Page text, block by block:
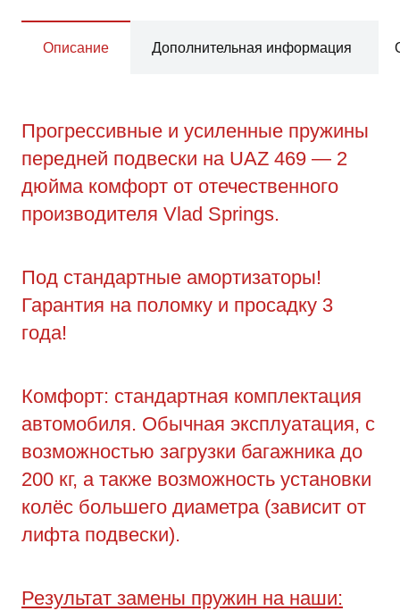
Описание Дополнительная информация
Прогрессивные и усиленные пружины
передней подвески на UAZ 469 — 2
дюйма комфорт от отечественного
производителя Vlad Springs.
Под стандартные амортизаторы!
Гарантия на поломку и просадку 3
года!
Комфорт: стандартная комплектация
автомобиля. Обычная эксплуатация, с
возможностью загрузки багажника до
200 кг, а также возможность установки
колёс большего диаметра (зависит от
лифта подвески).
Результат замены пружин на наши: